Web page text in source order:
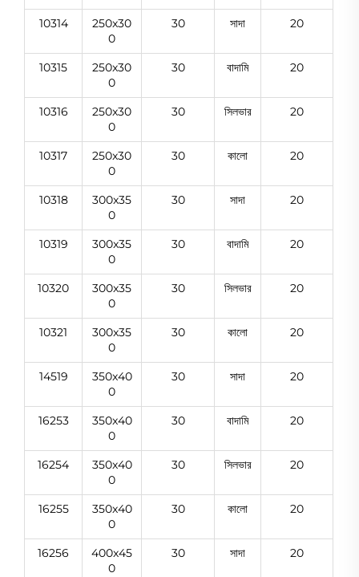
10314
250x30
0
30 সাদা 20
10315
250x30
0
30 বাদামি 20
10316
250x30
0
30 সিলভার 20
10317
250x30
0
30 কালো 20
10318
300x35
0
30 সাদা 20
10319
300x35
0
30 বাদামি 20
10320
300x35
0
30 সিলভার 20
10321
300x35
0
30 কালো 20
14519
350x40
0
30 সাদা 20
16253
350x40
0
30 বাদামি 20
16254
350x40
0
30 সিলভার 20
16255
350x40
0
30 কালো 20
16256
400x45
0
30 সাদা 20